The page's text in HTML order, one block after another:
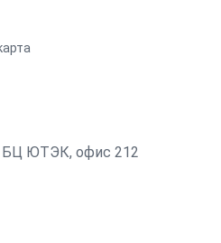
БЦ ЮТЭК, офис 212